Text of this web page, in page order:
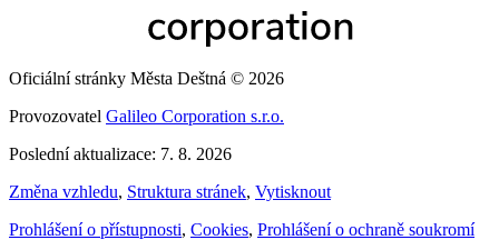
Oficiální stránky Města Deštná © 2026
Provozovatel Galileo Corporation s.r.o.
Poslední aktualizace: 7. 8. 2026
Změna vzhledu, Struktura stránek, Vytisknout
Prohlášení o přístupnosti, Cookies, Prohlášení o ochraně soukromí